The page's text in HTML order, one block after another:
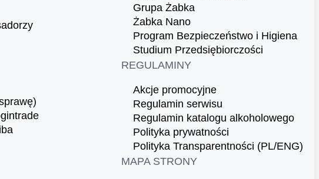
Grupa Żabka
Żabka Nano
Program Bezpieczeństwo i Higiena
Studium Przedsiębiorczości
REGULAMINY
Akcje promocyjne
Regulamin serwisu
Regulamin katalogu alkoholowego
Polityka prywatności
Polityka Transparentności (PL/ENG)
MAPA STRONY